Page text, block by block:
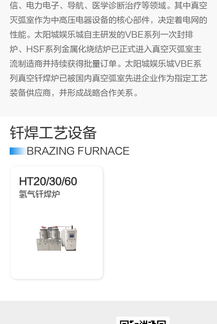
信、电力电子、导航、医学诊断治疗等领域。其中真空
灭弧室作为中高压电器设备的核心部件，决定着电网的
性能。太阳城娱乐城自主研发的VBE系列一次封排
炉、HSF系列金属化烧结炉已正式进入真空灭弧室主
流制造商并持续获得批量订单。太阳城娱乐城VBE系
列真空钎焊炉已被国内真空弧室先进企业作为指定工艺
装备供应商，并形成战略合作关系。
钎焊工艺设备
BRAZING FURNACE
HT20/30/60
氢气钎焊炉